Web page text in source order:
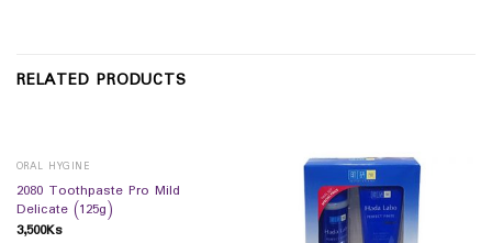
RELATED PRODUCTS
ORAL HYGINE
2080 Toothpaste Pro Mild
Delicate (125g)
3,500Ks